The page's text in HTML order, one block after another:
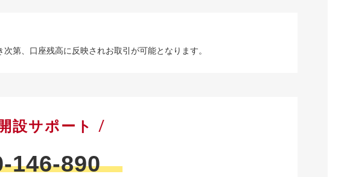
第、口座残高に反映されお取引が可能となります。
設サポート
146-890